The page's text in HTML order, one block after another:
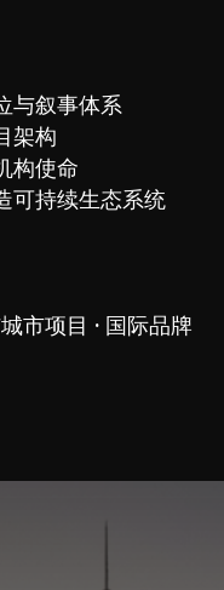
与叙事体系
架构
构使命
可持续生态系统
市项目 · 国际品牌